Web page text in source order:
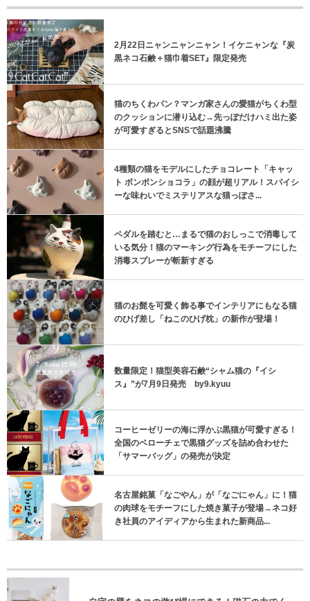
2月22日ニャンニャンニャン！イケニャンな『炭
黒ネコ石鹸＋猫巾着SET』限定発売
猫のちくわパン？マンガ家さんの愛猫がちくわ型
のクッションに潜り込む→先っぽだけハミ出た姿
が可愛すぎるとSNSで話題沸騰
4種類の猫をモデルにしたチョコレート「キャッ
ト ボンボンショコラ」の顔が超リアル！スパイシ
ーな味わいでミステリアスな猫っぽさ...
ペダルを踏むと…まるで猫のおしっこで消毒して
いる気分！猫のマーキング行為をモチーフにした
消毒スプレーが斬新すぎる
猫のお髭を可愛く飾る事でインテリアにもなる猫
のひげ差し「ねこのひげ枕」の新作が登場！
数量限定！猫型美容石鹸“シャム猫の『イシ
ス』”が7月9日発売 by9.kyuu
コーヒーゼリーの海に浮かぶ黒猫が可愛すぎる！
全国のベローチェで黒猫グッズを詰め合わせた
「サマーバッグ」の発売が決定
名古屋銘菓「なごやん」が「なごにゃん」に！猫
の肉球をモチーフにした焼き菓子が登場→ネコ好
き社員のアイディアから生まれた新商品...